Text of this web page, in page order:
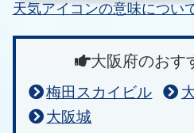
天気アイコンの意味につい
大阪府のおす
梅田スカイビル
大阪城